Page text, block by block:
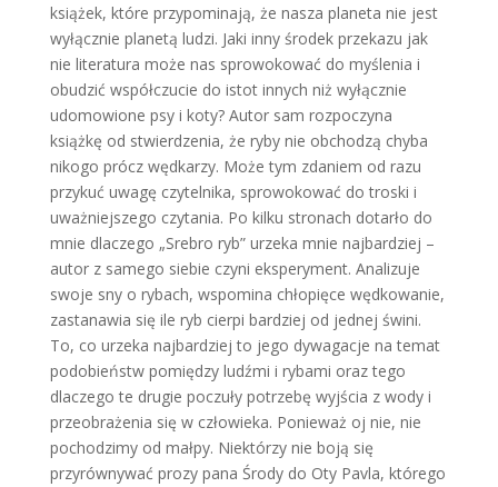
książek, które przypominają, że nasza planeta nie jest
wyłącznie planetą ludzi. Jaki inny środek przekazu jak
nie literatura może nas sprowokować do myślenia i
obudzić współczucie do istot innych niż wyłącznie
udomowione psy i koty? Autor sam rozpoczyna
książkę od stwierdzenia, że ryby nie obchodzą chyba
nikogo prócz wędkarzy. Może tym zdaniem od razu
przykuć uwagę czytelnika, sprowokować do troski i
uważniejszego czytania. Po kilku stronach dotarło do
mnie dlaczego „Srebro ryb” urzeka mnie najbardziej –
autor z samego siebie czyni eksperyment. Analizuje
swoje sny o rybach, wspomina chłopięce wędkowanie,
zastanawia się ile ryb cierpi bardziej od jednej świni.
To, co urzeka najbardziej to jego dywagacje na temat
podobieństw pomiędzy ludźmi i rybami oraz tego
dlaczego te drugie poczuły potrzebę wyjścia z wody i
przeobrażenia się w człowieka. Ponieważ oj nie, nie
pochodzimy od małpy. Niektórzy nie boją się
przyrównywać prozy pana Środy do Oty Pavla, którego